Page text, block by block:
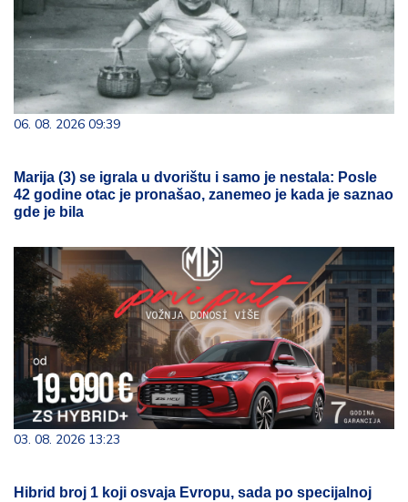
06. 08. 2026 09:39
Marija (3) se igrala u dvorištu i samo je nestala: Posle
42 godine otac je pronašao, zanemeo je kada je saznao
gde je bila
03. 08. 2026 13:23
Hibrid broj 1 koji osvaja Evropu, sada po specijalnoj